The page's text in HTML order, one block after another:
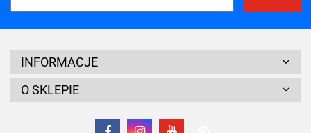
INFORMACJE
O SKLEPIE